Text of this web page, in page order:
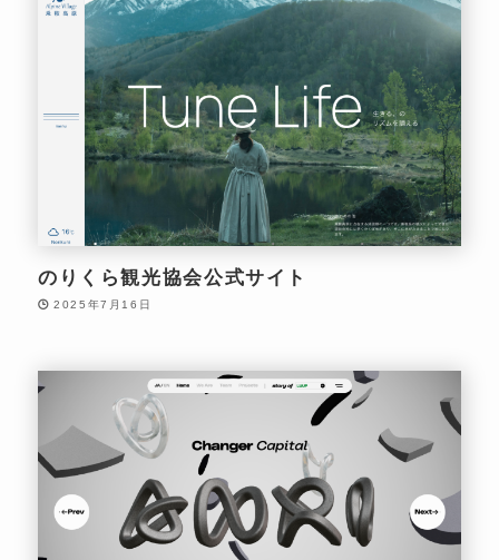
のりくら観光協会公式サイト
2025年7月16日